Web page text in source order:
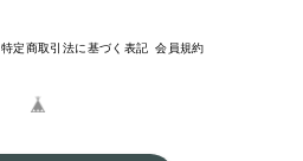
特定商取引法に基づく表記 会員規約